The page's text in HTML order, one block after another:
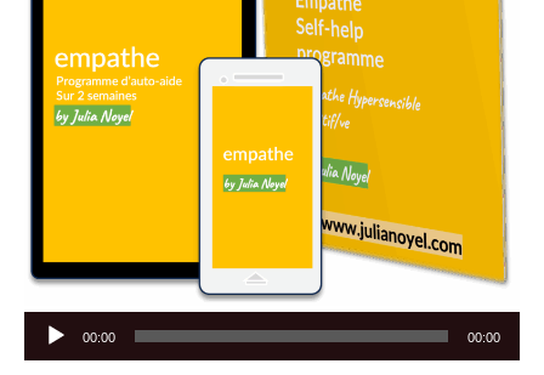
Lecteur
audio
00:00 00:00